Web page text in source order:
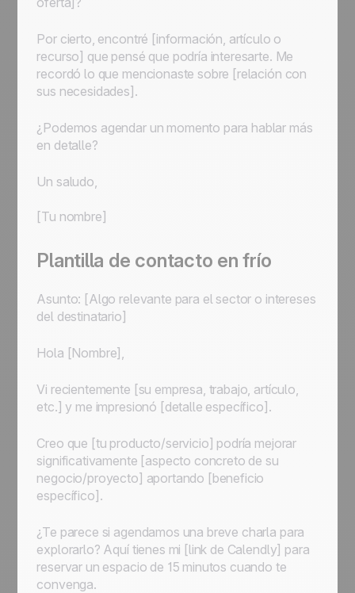
Por cierto, encontré [información, artículo o
recurso] que pensé que podría interesarte. Me
recordó lo que mencionaste sobre [relación con
sus necesidades].
¿Podemos agendar un momento para hablar más
en detalle?
Un saludo,
[Tu nombre]
Plantilla de contacto en frío
Asunto: [Algo relevante para el sector o intereses
del destinatario]
Hola [Nombre],
Vi recientemente [su empresa, trabajo, artículo,
etc.] y me impresionó [detalle específico].
Creo que [tu producto/servicio] podría mejorar
significativamente [aspecto concreto de su
negocio/proyecto] aportando [beneficio
específico].
¿Te parece si agendamos una breve charla para
explorarlo? Aquí tienes mi [link de Calendly] para
reservar un espacio de 15 minutos cuando te
convenga.